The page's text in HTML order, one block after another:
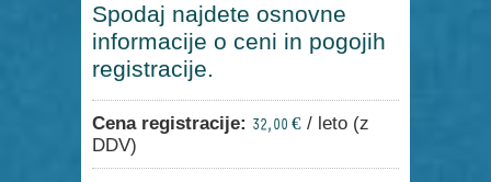
Spodaj najdete osnovne
informacije o ceni in pogojih
registracije.
Cena registracije: 32,00 € / leto (z
DDV)